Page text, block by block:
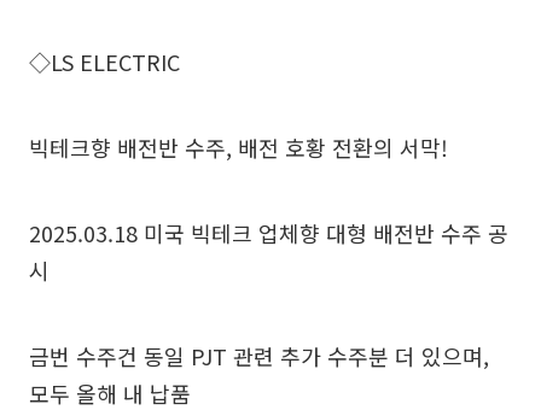
◇LS ELECTRIC
빅테크향 배전반 수주, 배전 호황 전환의 서막!
2025.03.18 미국 빅테크 업체향 대형 배전반 수주 공
시
금번 수주건 동일 PJT 관련 추가 수주분 더 있으며,
모두 올해 내 납품